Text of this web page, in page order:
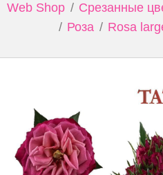
Web Shop
Срезанные
Роза
Rosa